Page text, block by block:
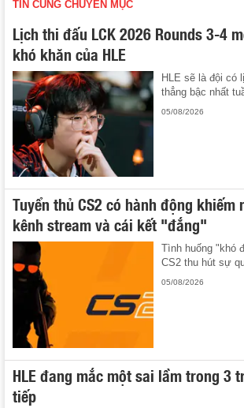
TIN CÙNG CHUYÊN MỤC
Lịch thi đấu LCK 2026 Rounds 3-4
khó khăn của HLE
HLE sẽ là đội có
thẳng bậc nhất
05/08/2026
Tuyển thủ CS2 có hành động khiếm
kênh stream và cái kết "đắng"
Tình huống "khó
CS2 thu hút sự
05/08/2026
HLE đang mắc một sai lầm trong 3
tiếp